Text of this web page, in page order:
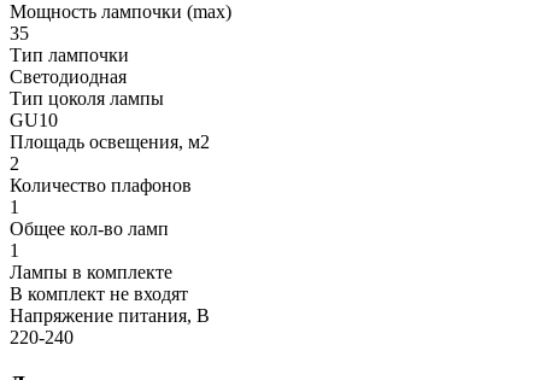
Мощность лампочки (max)
35
Тип лампочки
Светодиодная
Тип цоколя лампы
GU10
Площадь освещения, м2
2
Количество плафонов
1
Общее кол-во ламп
1
Лампы в комплекте
В комплект не входят
Напряжение питания, В
220-240